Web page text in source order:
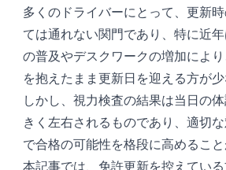
多くのドライバーにとって、更新
ては通れない関門であり、特に近
の普及やデスクワークの増加によ
を抱えたまま更新日を迎える方が少
しかし、視力検査の結果は当日の
きく左右されるものであり、適切
で合格の可能性を格段に高めること
本記事では、免許更新を控えてい